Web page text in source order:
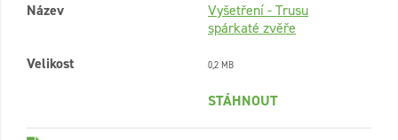
Název
Vyšetření - Trusu
spárkaté zvěře
Velikost
0,2 MB
STÁHNOUT